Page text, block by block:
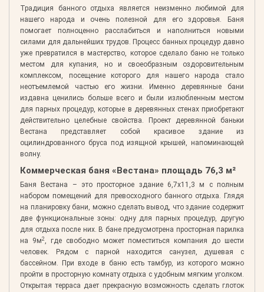
Традиция банного отдыха является неизменно любимой для
нашего народа и очень полезной для его здоровья. Баня
помогает полноценно расслабиться и наполниться новыми
силами для дальнейших трудов. Процесс банных процедур давно
уже превратился в мастерство, которое сделало баню не только
местом для купания, но и своеобразным оздоровительным
комплексом, посещение которого для нашего народа стало
неотъемлемой частью его жизни. Именно деревянные бани
издавна ценились больше всего и были излюбленным местом
для парных процедур, которые в деревянных стенах приобретают
действительно целебные свойства. Проект деревянной баньки
Вестана представляет собой красивое здание из
оцилиндрованного бруса под изящной крышей, напоминающей
волну.
Коммерческая баня «Вестана» площадь 76,3 м²
Баня Вестана – это просторное здание 6,7х11,3 м с полным
набором помещений для превосходного банного отдыха. Глядя
на планировку бани, можно сделать вывод, что здание содержит
две функциональные зоны: одну для парных процедур, другую
для отдыха после них. В бане предусмотрена просторная парилка
на 9м2, где свободно может поместиться компания до шести
человек. Рядом с парной находится санузел, душевая с
бассейном. При входе в баню есть тамбур, из которого можно
пройти в просторную комнату отдыха с удобным мягким уголком.
Открытая терраса дает прекрасную возможность сделать глоток